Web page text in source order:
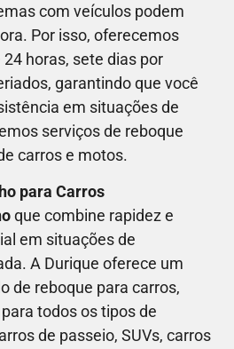
com veículos podem
Por isso, oferecemos
horas, sete dias por
garantindo que você
em situações de
serviços de reboque
carros e motos.
para Carros
que combine rapidez e
em situações de
A Durique oferece um
de reboque para carros,
todos os tipos de
de passeio, SUVs, carros